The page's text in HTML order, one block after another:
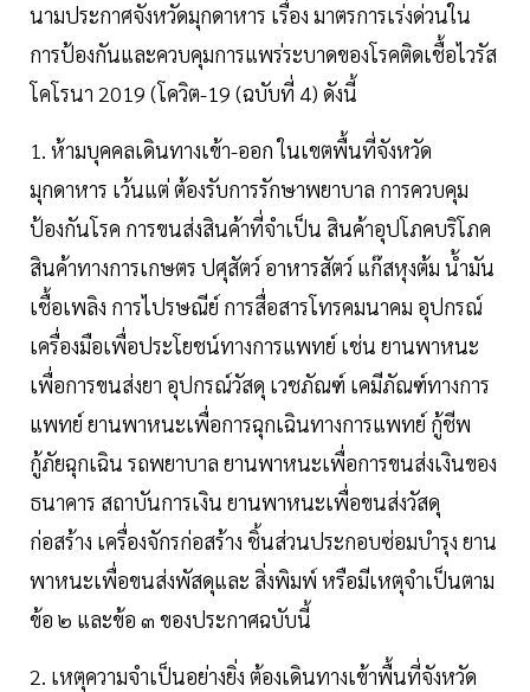
นามประกาศจังหวัดมุกดาหาร เรื่อง มาตรการเร่งด่วนใน
การป้องกันและควบคุมการแพร่ระบาดของโรคติดเชื้อไวรัส
โคโรนา 2019 (โควิต-19 (ฉบับที่ 4) ดังนี้
1. ห้ามบุคคลเดินทางเข้า-ออก ในเขตพื้นที่จังหวัด
มุกดาหาร เว้นแต่ ต้องรับการรักษาพยาบาล การควบคุม
ป้องกันโรค การขนส่งสินค้าที่จําเป็น สินค้าอุปโภคบริโภค
สินค้าทางการเกษตร ปศุสัตว์ อาหารสัตว์ แก๊สหุงต้ม น้ํามัน
เชื้อเพลิง การไปรษณีย์ การสื่อสารโทรคมนาคม อุปกรณ์
เครื่องมือเพื่อประโยชน์ทางการแพทย์ เช่น ยานพาหนะ
เพื่อการขนส่งยา อุปกรณ์วัสดุ เวชภัณฑ์ เคมีภัณฑ์ทางการ
แพทย์ ยานพาหนะเพื่อการฉุกเฉินทางการแพทย์ กู้ชีพ
กู้ภัยฉุกเฉิน รถพยาบาล ยานพาหนะเพื่อการขนส่งเงินของ
ธนาคาร สถาบันการเงิน ยานพาหนะเพื่อขนส่งวัสดุ
ก่อสร้าง เครื่องจักรก่อสร้าง ชิ้นส่วนประกอบซ่อมบํารุง ยาน
พาหนะเพื่อขนส่งพัสดุและ สิ่งพิมพ์ หรือมีเหตุจําเป็นตาม
ข้อ ๒ และข้อ ๓ ของประกาศฉบับนี้
2. เหตุความจําเป็นอย่างยิ่ง ต้องเดินทางเข้าพื้นที่จังหวัด